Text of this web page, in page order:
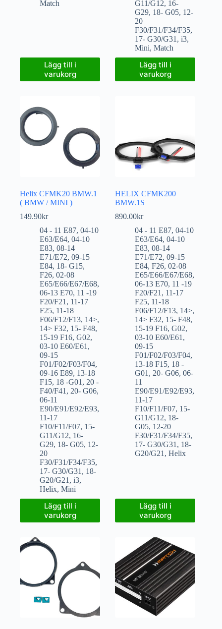
Match
Lägg till i
varukorg
G11/G12, 16-
G29, 18- G05, 12-
20
F30/F31/F34/F35,
17- G30/G31,i3,
Mini,Match
Lägg till i
varukorg
Helix CFMK20 BMW.1
( BMW / MINI )
149.90kr
04 - 11 E87, 04-10
E63/E64, 04-10
E83, 08-14
E71/E72, 09-15
E84, 18- G15,
F26, 02-08
E65/E66/E67/E68,
06-13 E70, 11 -19
F20/F21 , 11-17
F25, 11-18
F06/F12/F13, 14>,
14> F32, 15- F48,
15-19 F16, G02,
03-10 E60/E61 ,
09-15
F01/F02/F03/F04,
09-16 E89, 13-18
F15, 18 -G01 , 20 -
F40/F41 , 20- G06,
06-11
E90/E91/E92/E93,
11-17
F10/F11/F07, 15-
G11/G12, 16-
G29, 18- G05, 12-
20
F30/F31/F34/F35,
17- G30/G31 , 18-
G20/G21 , i3,
Helix, Mini
Lägg till i
varukorg
HELIX CFMK200
BMW.1S
890.00kr
04 - 11 E87,04-10
E63/E64,04-10
E83,08-14
E71/E72,09-15
E84,F26,02-08
E65/E66/E67/E68,
06-13 E70, 11 -19
F20/F21 , 11-17
F25, 11-18
F06/F12/F13, 14>,
14> F32, 15- F48,
15-19 F16,G02,
03-10 E60/E61 ,
09-15
F01/F02/F03/F04,
13-18 F15, 18 -
G01 , 20- G06,06-
11
E90/E91/E92/E93,
11-17
F10/F11/F07, 15-
G11/G12, 18-
G05, 12-20
F30/F31/F34/F35,
17- G30/G31 , 18-
G20/G21 ,Helix
Lägg till i
varukorg